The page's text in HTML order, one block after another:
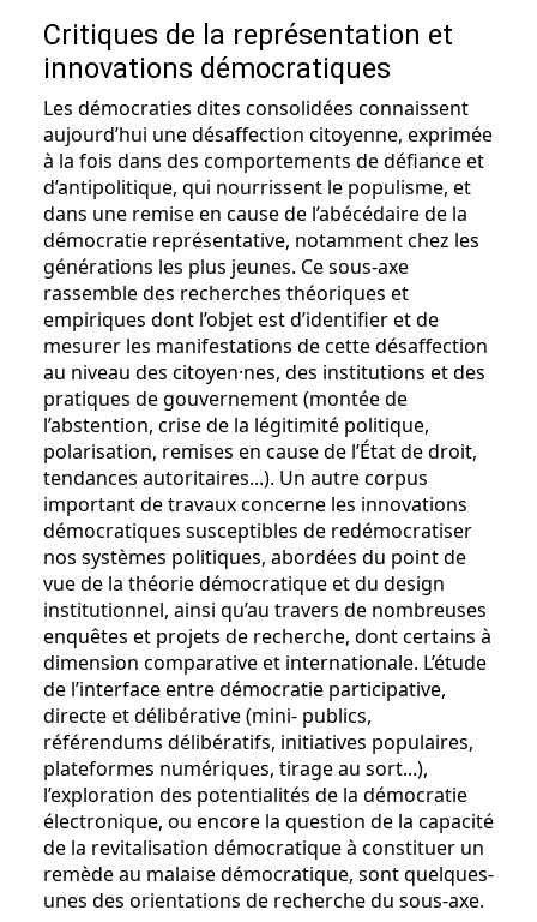
Critiques de la représentation et
innovations démocratiques
Les démocraties dites consolidées connaissent
aujourd’hui une désaffection citoyenne, exprimée
à la fois dans des comportements de défiance et
d’antipolitique, qui nourrissent le populisme, et
dans une remise en cause de l’abécédaire de la
démocratie représentative, notamment chez les
générations les plus jeunes. Ce sous-axe
rassemble des recherches théoriques et
empiriques dont l’objet est d’identifier et de
mesurer les manifestations de cette désaffection
au niveau des citoyen·nes, des institutions et des
pratiques de gouvernement (montée de
l’abstention, crise de la légitimité politique,
polarisation, remises en cause de l’État de droit,
tendances autoritaires...). Un autre corpus
important de travaux concerne les innovations
démocratiques susceptibles de redémocratiser
nos systèmes politiques, abordées du point de
vue de la théorie démocratique et du design
institutionnel, ainsi qu’au travers de nombreuses
enquêtes et projets de recherche, dont certains à
dimension comparative et internationale. L’étude
de l’interface entre démocratie participative,
directe et délibérative (mini- publics,
référendums délibératifs, initiatives populaires,
plateformes numériques, tirage au sort...),
l’exploration des potentialités de la démocratie
électronique, ou encore la question de la capacité
de la revitalisation démocratique à constituer un
remède au malaise démocratique, sont quelques-
unes des orientations de recherche du sous-axe.